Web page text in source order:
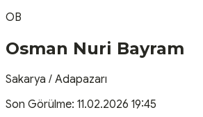
OB
Osman Nuri Bayram
Sakarya / Adapazarı
Son Görülme: 11.02.2026 19:45